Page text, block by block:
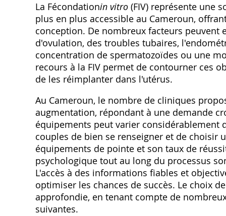
La Fécondationin vitro (FIV) représente une
plus en plus accessible au Cameroun‚
conception. De nombreux facteurs
d'ovulation‚ des troubles tubaires‚
concentration de spermatozoïdes ou une
recours à la FIV permet de contourner ces
de les réimplanter dans l'utérus.
Au Cameroun‚ le nombre de cliniques
augmentation‚ répondant à une demande
équipements peut varier considérablement
couples de bien se renseigner et de choisir
équipements de pointe et son taux de
psychologique tout au long du processus
L'accès à des informations fiables et
optimiser les chances de succès. Le choix
approfondie‚ en tenant compte de
suivantes.